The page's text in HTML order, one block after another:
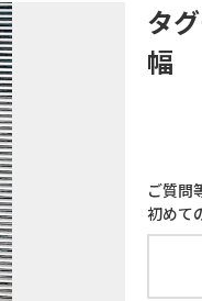
タ
幅
ご質問
初めて